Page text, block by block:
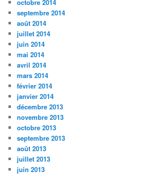
octobre 2014
septembre 2014
août 2014
juillet 2014
juin 2014
mai 2014
avril 2014
mars 2014
février 2014
janvier 2014
décembre 2013
novembre 2013
octobre 2013
septembre 2013
août 2013
juillet 2013
juin 2013